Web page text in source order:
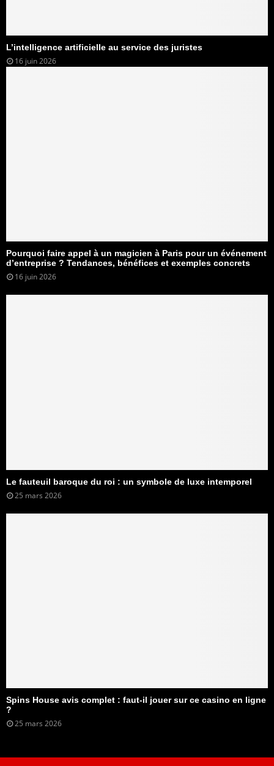
L’intelligence artificielle au service des juristes
16 juin 2026
Pourquoi faire appel à un magicien à Paris pour un événement
d’entreprise ? Tendances, bénéfices et exemples concrets
16 juin 2026
Le fauteuil baroque du roi : un symbole de luxe intemporel
25 mars 2026
Spins House avis complet : faut-il jouer sur ce casino en ligne
?
25 mars 2026